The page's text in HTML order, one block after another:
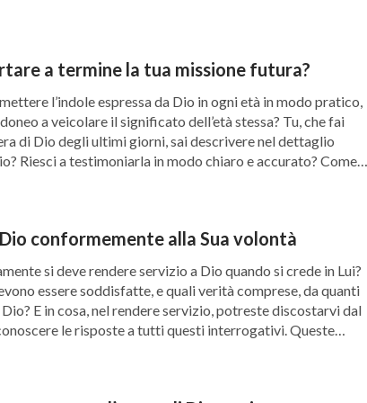
Testamento, quando Dio parlava
parola verrà portata a compimento durante
davanti agli occhi di tutti e la gente
disparità. Questo è il significato
dello Spirito si realizza attraverso la
“Parola che si fa carne” e
Dio può pronunciare la volontà dello Spirito
Spirito; le Sue parole vengono rese chiare
da loro. Nessuno è esentato, tutti esistono
queste manifestazioni le persone possono
nulla in questo modo, sognano ad occhi
a termine la tua missione futura?
l’indole espressa da Dio in ogni età in modo pratico,
a veicolare il significato dell’età stessa? Tu, che fai
di Dio degli ultimi giorni, sai descrivere nel dettaglio
Riesci a testimoniarla in modo chiaro e accurato? Come
conformemente alla Sua volontà
si deve rendere servizio a Dio quando si crede in Lui?
essere soddisfatte, e quali verità comprese, da quanti
E in cosa, nel rendere servizio, potreste discostarvi dal
le risposte a tutti questi interrogativi. Queste